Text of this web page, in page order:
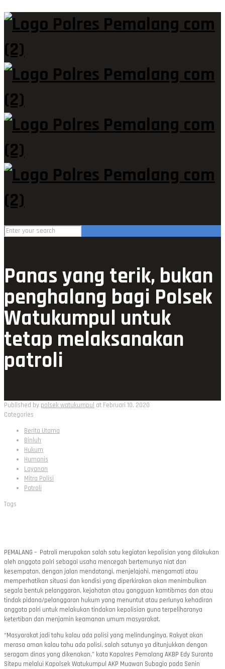
Panas yang terik, bukan
penghalang bagi Polsek
Watukumpul untuk
tetap melaksanakan
patroli
Published by polsek watukumpul at Februari 10, 2020
Categories
Berita Utama
Binluh
Hukum
Humanis
Layanan
Mitra Polisi
Patroli
Tags
PEMALANG – Patroli merupakan salah satu kegiatan kepolisian yang dilakukan
oleh anggota polri sebagai usaha mencegah bertemunya niat dan
kesempatan, dengan jalan mendatangi, menjelajahi, mengamati atau
memperhatikan situasi dan kondisi yang diperkirakan akan menimbulkan
segala bentuk pelanggaran, kejahatan atau gangguan kamtibmas dan atau
tindak pidana/pelanggaran hukum yang menuntut atau perlunya kehadiran
anggota polri untuk melakukan tindakan kepolisian guna terpeliharanya
ketertiban dan menjamin keamanan umum masyarakat.
“Masyarakat jadi tahu kalau ada polisi yang melindunginya. Rakyat akan
merasa aman kalau tahu ada polisi, salah satunya ya ditunjukkan dengan
seragam dinas yang dikenakan,” kata Kapolres Pemalang AKBP Edy Suranta
Sitepu melalui Kapolsek Watukumpul AKP Muawan Subagio pada Senin